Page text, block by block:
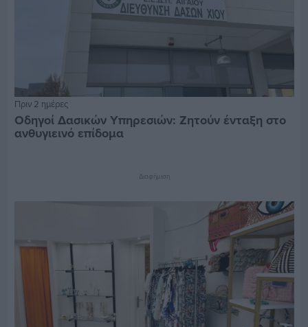
Πριν 2 ημέρες
Οδηγοί Δασικών Υπηρεσιών: Ζητούν ένταξη στο
ανθυγιεινό επίδομα
Διαφήμιση